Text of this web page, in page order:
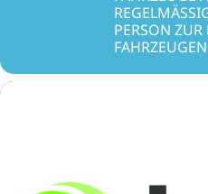
ERSON ZUR
AHRZEUGEN